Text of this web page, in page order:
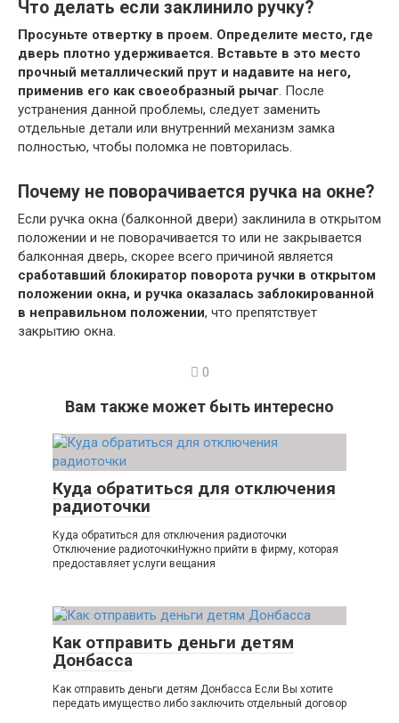
Что делать если заклинило ручку?
Просуньте отвертку в проем. Определите место, где
дверь плотно удерживается. Вставьте в это место
прочный металлический прут и надавите на него,
применив его как своеобразный рычаг. После
устранения данной проблемы, следует заменить
отдельные детали или внутренний механизм замка
полностью, чтобы поломка не повторилась.
Почему не поворачивается ручка на окне?
Если ручка окна (балконной двери) заклинила в открытом
положении и не поворачивается то или не закрывается
балконная дверь, скорее всего причиной является
сработавший блокиратор поворота ручки в открытом
положении окна, и ручка оказалась заблокированной
в неправильном положении, что препятствует
закрытию окна.
0
Вам также может быть интересно
Куда обратиться для отключения
радиоточки
Куда обратиться для отключения радиоточки
Отключение радиоточкиНужно прийти в фирму, которая
предоставляет услуги вещания
Как отправить деньги детям
Донбасса
Как отправить деньги детям Донбасса Если Вы хотите
передать имущество либо заключить отдельный договор